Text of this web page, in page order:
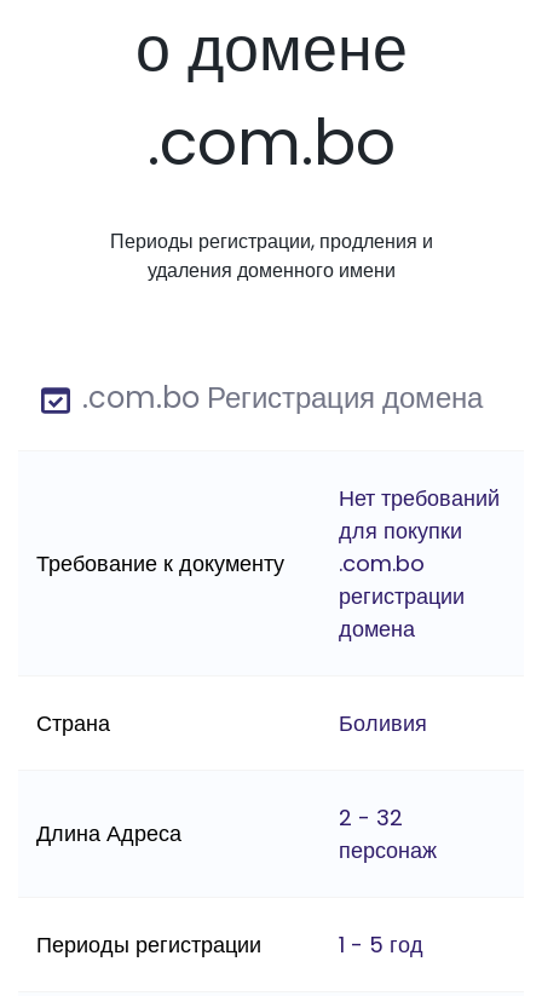
о домене
.com.bo
Периоды регистрации, продления и
удаления доменного имени
.com.bo Регистрация домена
Требование к документу
Нет требований
для покупки
.com.bo
регистрации
домена
Страна Боливия
Длина Адреса
2 - 32
персонаж
Периоды регистрации 1 - 5 год